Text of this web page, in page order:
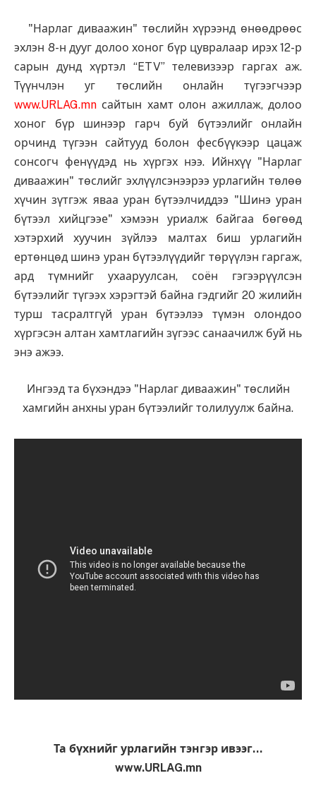
"Нарлаг диваажин" төслийн хүрээнд өнөөдрөөс
эхлэн 8-н дууг долоо хоног бүр цувралаар ирэх 12-р
сарын дунд хүртэл “ETV” телевизээр гаргах аж.
Түүнчлэн уг төслийн онлайн түгээгчээр
www.URLAG.mn сайтын хамт олон ажиллаж, долоо
хоног бүр шинээр гарч буй бүтээлийг онлайн
орчинд түгээн сайтууд болон фесбүүкээр цацаж
сонсогч фенүүдэд нь хүргэх нээ. Ийнхүү "Нарлаг
диваажин" төслийг эхлүүлсэнээрээ урлагийн төлөө
хүчин зүтгэж яваа уран бүтээлчиддээ "Шинэ уран
бүтээл хийцгээе" хэмээн уриалж байгаа бөгөөд
хэтэрхий хуучин зүйлээ малтах биш урлагийн
ертөнцөд шинэ уран бүтээлүүдийг төрүүлэн гаргаж,
ард түмнийг ухааруулсан, соён гэгээрүүлсэн
бүтээлийг түгээх хэрэгтэй байна гэдгийг 20 жилийн
турш тасралтгүй уран бүтээлээ түмэн олондоо
хүргэсэн алтан хамтлагийн зүгээс санаачилж буй нь
энэ ажээ.
Ингээд та бүхэндээ "Нарлаг диваажин" төслийн
хамгийн анхны уран бүтээлийг толилуулж байна.
Та бүхнийг урлагийн тэнгэр ивээг…
www.URLAG.mn